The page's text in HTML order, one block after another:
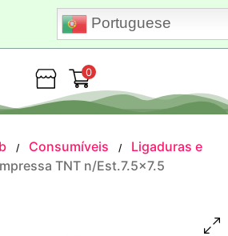
Portuguese
Loja
0
/ Consumíveis /
Ligaduras e
TNT n/Est.7.5×7.5